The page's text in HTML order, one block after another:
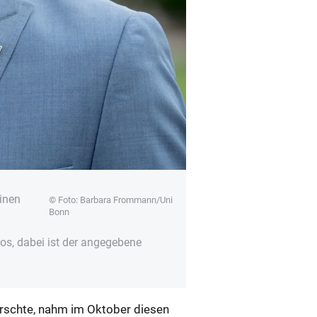
© Foto: Barbara Frommann/Uni
Bonn
dabei ist der angegebene
nahm im Oktober diesen